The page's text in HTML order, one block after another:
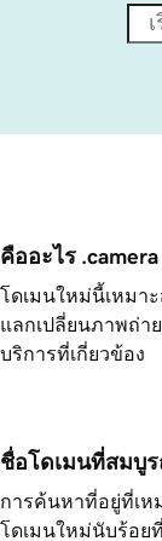
คืออะไร .camera
โดเมนใหม่นี้เหมา
แลกเปลี่ยนภาพถ่า
บริการที่เกี่ยวข้อง
ชื่อโดเมนที่สมบู
การค้นหาที่อยู่ที่เห
โดเมนใหม่นับร้อย